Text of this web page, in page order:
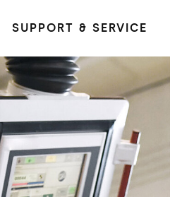
SUPPORT & SERVICE